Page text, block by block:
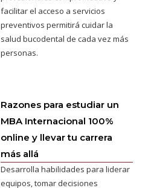
facilitar el acceso a servicios
preventivos permitirá cuidar la
salud bucodental de cada vez más
personas.
Razones para estudiar un
MBA Internacional 100%
online y llevar tu carrera
más allá
Desarrolla habilidades para liderar
equipos, tomar decisiones